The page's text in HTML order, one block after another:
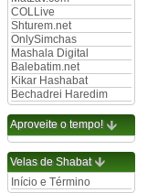
COLLive
Shturem.net
OnlySimchas
Mashala Digital
Balebatim.net
Kikar Hashabat
Bechadrei Haredim
Aproveite o tempo!
Velas de Shabat
Início e Término